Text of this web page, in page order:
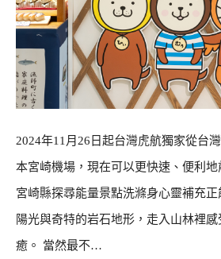
2024年11月26日起台灣虎航獨家從台
本宮崎機場，現在可以更快速、便利
宮崎縣探尋能量景點洗滌身心靈補充
陽光與奇特的岩石地形，走入山林裡
癒。 當然最不…